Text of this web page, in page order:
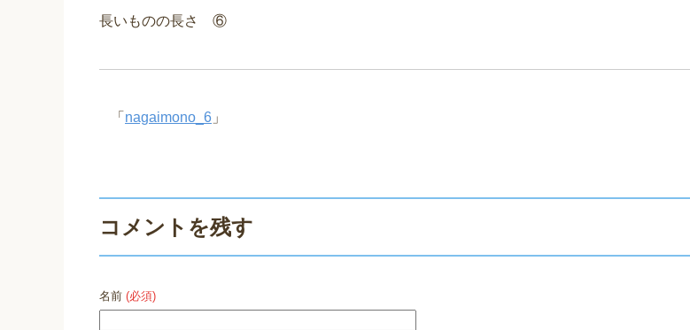
e
o
o
k
er
長いものの長さ ⑥
「 nagaimono_6 」
コメントを残す
名前 (必須)